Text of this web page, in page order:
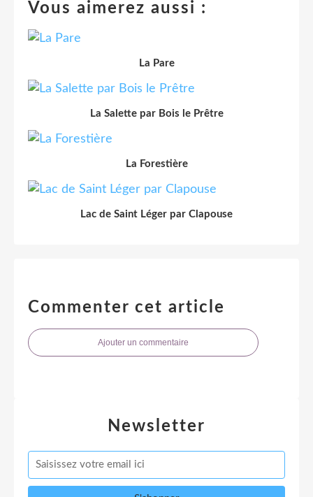
Vous aimerez aussi :
La Pare
La Salette par Bois le Prêtre
La Forestière
Lac de Saint Léger par Clapouse
Commenter cet article
Ajouter un commentaire
Newsletter